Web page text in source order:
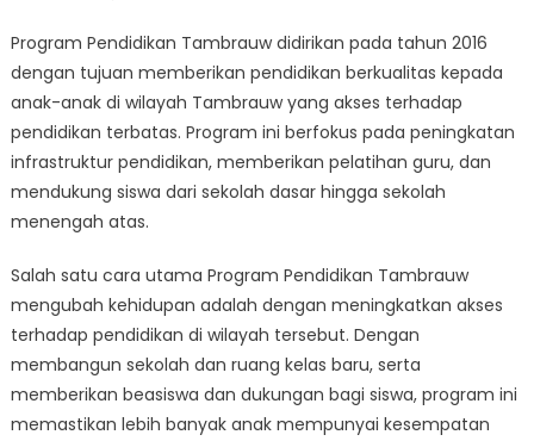
Program Pendidikan Tambrauw didirikan pada tahun 2016
dengan tujuan memberikan pendidikan berkualitas kepada
anak-anak di wilayah Tambrauw yang akses terhadap
pendidikan terbatas. Program ini berfokus pada peningkatan
infrastruktur pendidikan, memberikan pelatihan guru, dan
mendukung siswa dari sekolah dasar hingga sekolah
menengah atas.
Salah satu cara utama Program Pendidikan Tambrauw
mengubah kehidupan adalah dengan meningkatkan akses
terhadap pendidikan di wilayah tersebut. Dengan
membangun sekolah dan ruang kelas baru, serta
memberikan beasiswa dan dukungan bagi siswa, program ini
memastikan lebih banyak anak mempunyai kesempatan